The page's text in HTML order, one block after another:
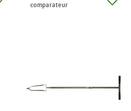
comparateur